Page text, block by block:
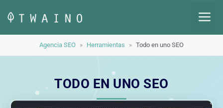
contenido
Agencia SEO » Herramientas » Todo en uno SEO
TODO EN UNO SEO